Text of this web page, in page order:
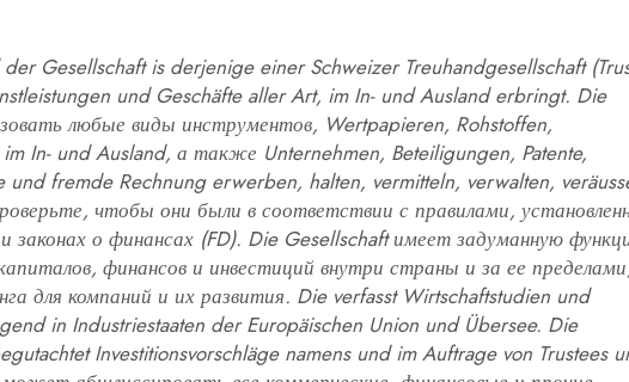
Gesellschaft is derjenige einer Schweizer Treuhandgesellschaft
und Geschäfte aller Art, im In- und Ausland erbringt. Die
любые виды инструментов, Wertpapieren, Rohstoffen,
In- und Ausland, а также Unternehmen, Beteiligungen, Patente,
fremde Rechnung erwerben, halten, vermitteln, verwalten,
чтобы они были в соответствии с правилами,
законах о финансах (FD). Die Gesellschaft имеет задуманную
финансов и инвестиций внутри страны и за ее
для компаний и их развития. Die verfasst Wirtschaftstudien und
in Industriestaaten der Europäischen Union und Übersee. Die
Investitionsvorschläge namens und im Auftrage von Trustees